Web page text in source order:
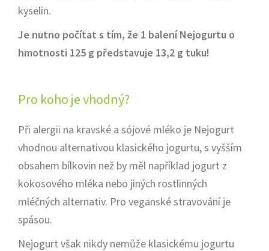
kyselin.
Je nutno počítat s tím, že 1 balení Nejogurtu o
hmotnosti 125 g představuje 13,2 g tuku!
Pro koho je vhodný?
Při alergii na kravské a sójové mléko je Nejogurt
vhodnou alternativou klasického jogurtu, s vyšším
obsahem bílkovin než by měl například jogurt z
kokosového mléka nebo jiných rostlinných
mléčných alternativ. Pro veganské stravování je
spásou.
Nejogurt však nikdy nemůže klasickému jogurtu